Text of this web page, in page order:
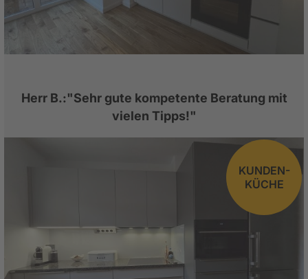
Herr B.:"Sehr gute kompetente Beratung mit
vielen Tipps!"
KUNDEN-
KÜCHE